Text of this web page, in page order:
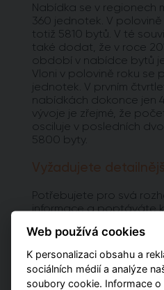
Nabídka se v regionech
360 jednotek. V
totiž 5810 bytů. V té
také dodat, že v roce
období v nabídce bytů
Vloni v polovině roku se
jednotek. V prvním
nabídkách dokonce jen
vývoje je zřejmé, že
osciluje v posledních
5800 byty.
Vyžadujete
Potřebujete pro svá
informace a poptáváte
pražských lokalit?
Analýzy trhu, kde máte
jednu z detailních
jednotlivé městské
Web používá cookies
K personalizaci obsahu a
sociálních médií a analýze
soubory cookie. Informace